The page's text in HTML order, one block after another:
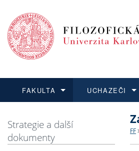
FAKULTA
Dozvědět se více
UCHAZEČI
Podat přihlášku
Dozvědět se více
Dozvědět se více
Dozvědět se více
Strategie a další
dokumenty
FF